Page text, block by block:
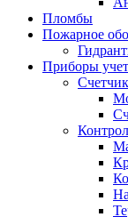
Пломбы
Пожарное
Приборы